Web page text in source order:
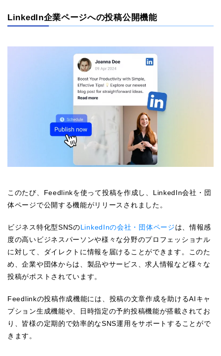
LinkedIn企業ページへの投稿公開機能
このたび、Feedlinkを使って投稿を作成し、LinkedIn会社・団
体ページで公開する機能がリリースされました。
ビジネス特化型SNSのLinkedInの会社・団体ページは、情報感
度の高いビジネスパーソンや様々な分野のプロフェッショナル
に対して、ダイレクトに情報を届けることができます。このた
め、企業や団体からは、製品やサービス、求人情報など様々な
投稿がポストされています。
Feedlinkの投稿作成機能には、投稿の文章作成を助けるAIキャ
プション生成機能や、日時指定の予約投稿機能が搭載されてお
り、皆様の定期的で効率的なSNS運用をサポートすることがで
きます。